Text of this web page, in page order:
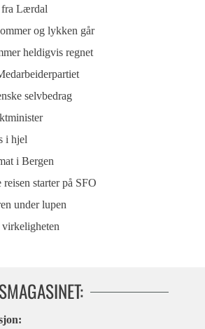
Lærdal
og lykken går
heldigvis regnet
selvbedrag
i hjel
i Bergen
reisen starter på SFO
under lupen